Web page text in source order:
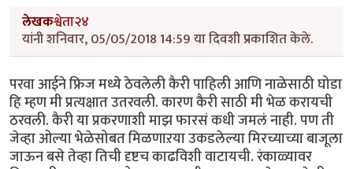
लेखकश्वेता२४
यांनी शनिवार, 05/05/2018 14:59 या दिवशी प्रकाशित केले.
परवा आईने फ्रिज मध्ये ठेवलेली कैरी पाहिली आणि नाळेसाठी घोडा
हि म्हण मी प्रत्यक्षात उतरवली. कारण कैरी साठी मी भेळ करायची
ठरवली. कैरी या प्रकरणाशी माझ फारसं कधी जमलं नाही. पण ती
जेव्हा ओल्या भेळेसोबत मिळणाऱया उकडलेल्या मिरच्याच्या बाजूला
जाऊन बसे तेव्हा तिची दृष्टच काढविशी वाटायची. रंकाळ्यावर